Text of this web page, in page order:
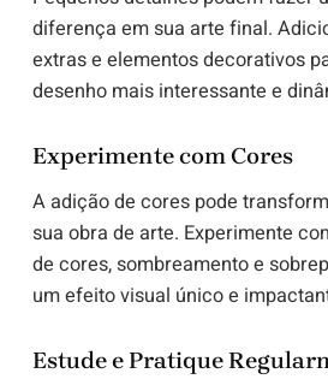
diferença em sua arte final.
extras e elementos decorativos
desenho mais interessante e
Experimente com Cores
A adição de cores pode
sua obra de arte. Experimente
de cores, sombreamento e
um efeito visual único e
Estude e Pratique